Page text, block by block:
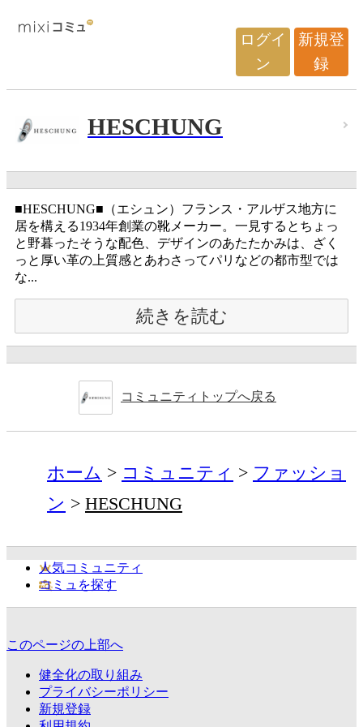
ログイ
ン
新規登
録
HESCHUNG
■HESCHUNG■（エシュン）フランス・アルザス地方に
居を構える1934年創業の靴メーカー。一見するとちょっ
と野暮ったそうな配色、デザインのあたたかみは、ざく
っと厚い革の上質感とあわさってパリなどの都市型では
な...
続きを読む
コミュニティトップへ戻る
ホーム コミュニティ
ファッショ
ン
HESCHUNG
人気コミュニティ
コミュを探す
このページの上部へ
健全化の取り組み
プライバシーポリシー
新規登録